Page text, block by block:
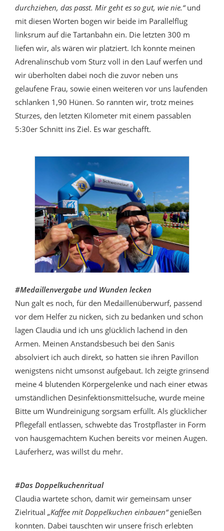
durchziehen, das passt. Mir geht es so gut, wie nie.“und
mit diesen Worten bogen wir beide im Parallelflug
linksrum auf die Tartanbahn ein. Die letzten 300 m
liefen wir, als wären wir platziert. Ich konnte meinen
Adrenalinschub vom Sturz voll in den Lauf werfen und
wir überholten dabei noch die zuvor neben uns
gelaufene Frau, sowie einen weiteren vor uns laufenden
schlanken 1,90 Hünen. So rannten wir, trotz meines
Sturzes, den letzten Kilometer mit einem passablen
5:30er Schnitt ins Ziel. Es war geschafft.
#Medaillenvergabe und Wunden lecken
Nun galt es noch, für den Medaillenüberwurf, passend
vor dem Helfer zu nicken, sich zu bedanken und schon
lagen Claudia und ich uns glücklich lachend in den
Armen. Meinen Anstandsbesuch bei den Sanis
absolviert ich auch direkt, so hatten sie ihren Pavillon
wenigstens nicht umsonst aufgebaut. Ich zeigte grinsend
meine 4 blutenden Körpergelenke und nach einer etwas
umständlichen Desinfektionsmittelsuche, wurde meine
Bitte um Wundreinigung sorgsam erfüllt. Als glücklicher
Pflegefall entlassen, schwebte das Trostpflaster in Form
von hausgemachtem Kuchen bereits vor meinen Augen.
Läuferherz, was willst du mehr.
#Das Doppelkuchenritual
Claudia wartete schon, damit wir gemeinsam unser
Zielritual „Kaffee mit Doppelkuchen einbauen“genießen
konnten. Dabei tauschten wir unsere frisch erlebten